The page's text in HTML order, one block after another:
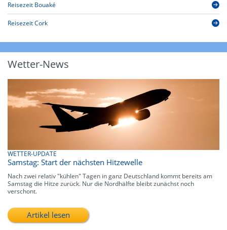
Reisezeit Bouaké
Reisezeit Cork
Wetter-News
WETTER-UPDATE
Samstag: Start der nächsten Hitzewelle
Nach zwei relativ "kühlen" Tagen in ganz Deutschland kommt bereits am
Samstag die Hitze zurück. Nur die Nordhälfte bleibt zunächst noch
verschont.
Artikel lesen